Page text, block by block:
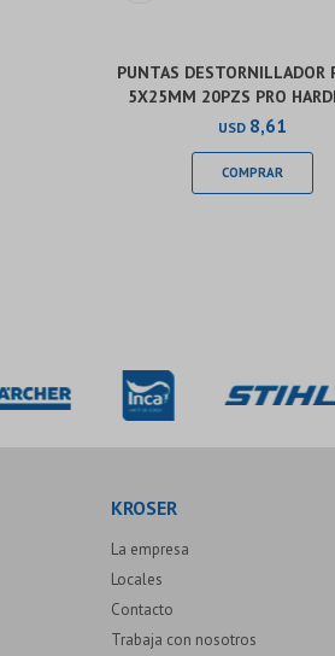
PUNTAS DESTORNILLADOR
5X25MM 20PZS PRO
USD 8,61
KROSER
La empresa
Locales
Contacto
Trabaja con nosotros